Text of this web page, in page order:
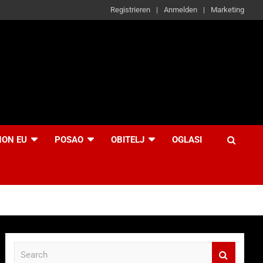
Registrieren Anmelden Marketing
EU POSAO OBITELJ OGLASI